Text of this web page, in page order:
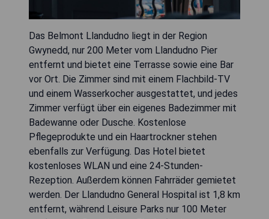
Das Belmont Llandudno liegt in der Region
Gwynedd, nur 200 Meter vom Llandudno Pier
entfernt und bietet eine Terrasse sowie eine Bar
vor Ort. Die Zimmer sind mit einem Flachbild-TV
und einem Wasserkocher ausgestattet, und jedes
Zimmer verfügt über ein eigenes Badezimmer mit
Badewanne oder Dusche. Kostenlose
Pflegeprodukte und ein Haartrockner stehen
ebenfalls zur Verfügung. Das Hotel bietet
kostenloses WLAN und eine 24-Stunden-
Rezeption. Außerdem können Fahrräder gemietet
werden. Der Llandudno General Hospital ist 1,8 km
entfernt, während Leisure Parks nur 100 Meter